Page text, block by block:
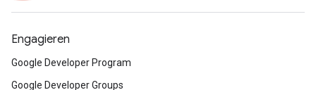
Engagieren
Google Developer Program
Google Developer Groups